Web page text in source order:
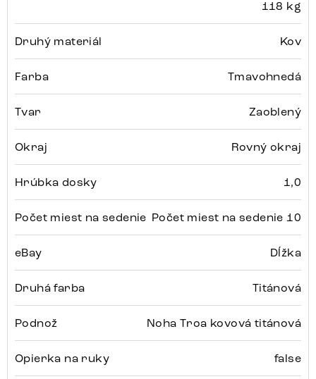
118 kg
Druhý materiál Kov
Farba Tmavohnedá
Tvar Zaoblený
Okraj Rovný okraj
Hrúbka dosky 1,0
Počet miest na sedenie Počet miest na sedenie 10
eBay Dĺžka
Druhá farba Titánová
Podnož Noha Troa kovová titánová
Opierka na ruky false